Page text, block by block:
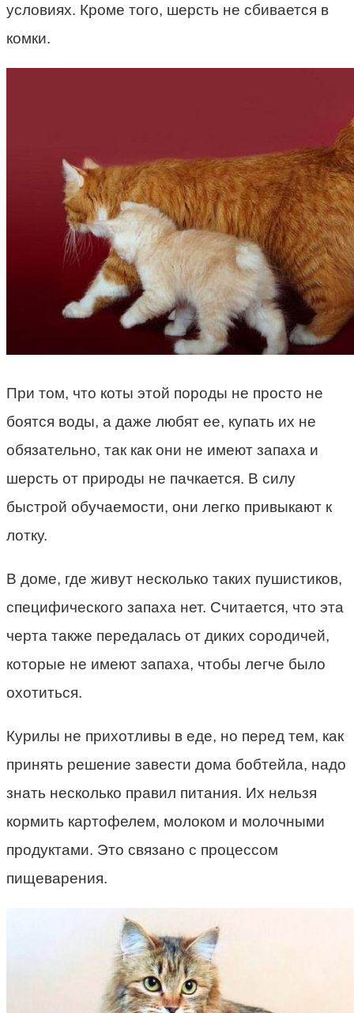
условиях. Кроме того, шерсть не сбивается в
комки.
При том, что коты этой породы не просто не
боятся воды, а даже любят ее, купать их не
обязательно, так как они не имеют запаха и
шерсть от природы не пачкается. В силу
быстрой обучаемости, они легко привыкают к
лотку.
В доме, где живут несколько таких пушистиков,
специфического запаха нет. Считается, что эта
черта также передалась от диких сородичей,
которые не имеют запаха, чтобы легче было
охотиться.
Курилы не прихотливы в еде, но перед тем, как
принять решение завести дома бобтейла, надо
знать несколько правил питания. Их нельзя
кормить картофелем, молоком и молочными
продуктами. Это связано с процессом
пищеварения.